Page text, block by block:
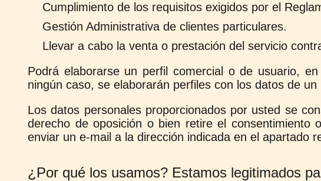
Cumplimiento de los requisitos exigidos por el
Gestión Administrativa de clientes particulares.
Llevar a cabo la venta o prestación del servicio
Podrá elaborarse un perfil comercial o de usuario,
ningún caso, se elaborarán perfiles con los datos de un
Los datos personales proporcionados por usted se
derecho de oposición o bien retire el consentimiento
enviar un e-mail a la dirección indicada en el apartado
¿Por qué los usamos? Estamos legitimados